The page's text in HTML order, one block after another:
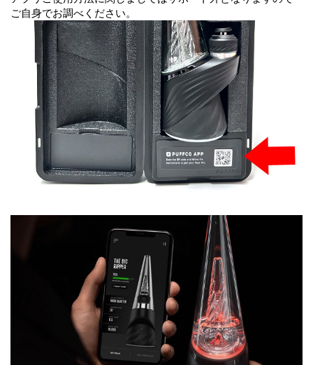
ご自身でお調べください。